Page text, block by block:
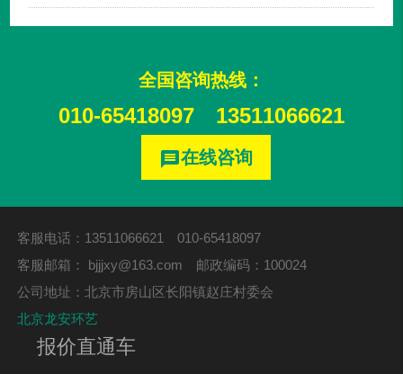
全国咨询热线：
010-65418097 13511066621
message在线咨询
客服电话：13511066621 010-65418097
客服邮箱： bjjjxy@163.com 邮政编码：100024
公司地址：北京市房山区长阳镇赵庄村委会
北京龙安环艺
报价直通车